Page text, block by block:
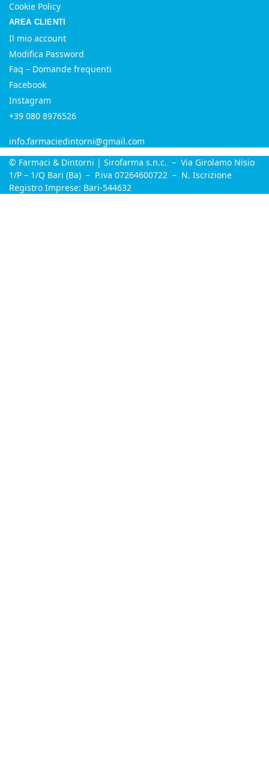
Cookie Policy
AREA CLIENTI
Il mio account
Modifica Password
Faq – Domande frequenti
Facebook
Instagram
+39 080 8976526
info.farmaciedintorni@gmail.com
© Farmaci & Dintorni | Sirofarma s.n.c. – Via Girolamo Nisio
1/P – 1/Q Bari (Ba) – P.iva 07264600722 – N. Iscrizione
Registro Imprese: Bari-544632